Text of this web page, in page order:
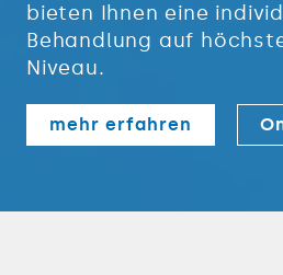
bieten Ihnen eine
Behandlung auf
Niveau.
mehr erfahren